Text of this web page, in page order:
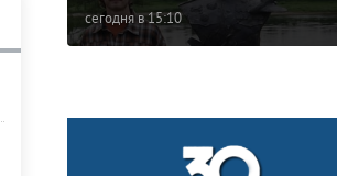
сегодня в 15:10